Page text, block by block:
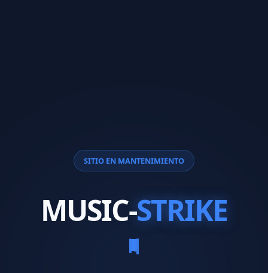
SITIO EN MANTENIMIENTO
MUSIC-STRIKE